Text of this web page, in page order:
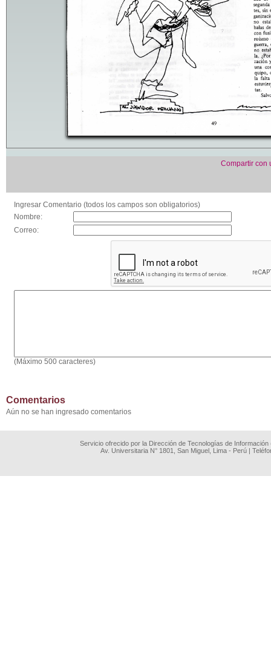
Compartir con
Ingresar Comentario (todos los campos son obligatorios)
Nombre:
Correo:
(Máximo 500 caracteres)
Comentarios
Aún no se han ingresado comentarios
Servicio ofrecido por la Dirección de Tecnologías de
Av. Universitaria N° 1801, San Miguel, Lima - Perú |